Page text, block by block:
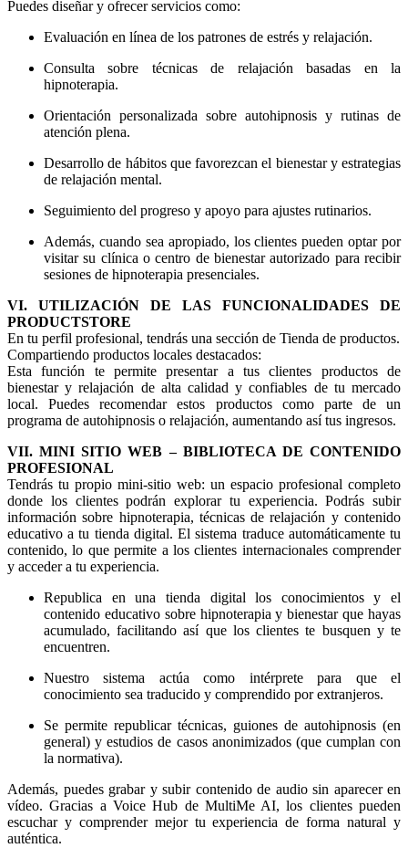
Puedes diseñar y ofrecer servicios como:
Evaluación en línea de los patrones de estrés y relajación.
Consulta sobre técnicas de relajación basadas en la
hipnoterapia.
Orientación personalizada sobre autohipnosis y rutinas de
atención plena.
Desarrollo de hábitos que favorezcan el bienestar y estrategias
de relajación mental.
Seguimiento del progreso y apoyo para ajustes rutinarios.
Además, cuando sea apropiado, los clientes pueden optar por
visitar su clínica o centro de bienestar autorizado para recibir
sesiones de hipnoterapia presenciales.
VI. UTILIZACIÓN DE LAS FUNCIONALIDADES DE
PRODUCTSTORE
En tu perfil profesional, tendrás una sección de Tienda de productos.
Compartiendo productos locales destacados:
Esta función te permite presentar a tus clientes productos de
bienestar y relajación de alta calidad y confiables de tu mercado
local. Puedes recomendar estos productos como parte de un
programa de autohipnosis o relajación, aumentando así tus ingresos.
VII. MINI SITIO WEB – BIBLIOTECA DE CONTENIDO
PROFESIONAL
Tendrás tu propio mini-sitio web: un espacio profesional completo
donde los clientes podrán explorar tu experiencia. Podrás subir
información sobre hipnoterapia, técnicas de relajación y contenido
educativo a tu tienda digital. El sistema traduce automáticamente tu
contenido, lo que permite a los clientes internacionales comprender
y acceder a tu experiencia.
Republica en una tienda digital los conocimientos y el
contenido educativo sobre hipnoterapia y bienestar que hayas
acumulado, facilitando así que los clientes te busquen y te
encuentren.
Nuestro sistema actúa como intérprete para que el
conocimiento sea traducido y comprendido por extranjeros.
Se permite republicar técnicas, guiones de autohipnosis (en
general) y estudios de casos anonimizados (que cumplan con
la normativa).
Además, puedes grabar y subir contenido de audio sin aparecer en
vídeo. Gracias a Voice Hub de MultiMe AI, los clientes pueden
escuchar y comprender mejor tu experiencia de forma natural y
auténtica.